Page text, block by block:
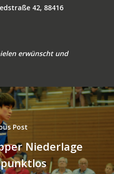
42, 88416
erwünscht und
Post
Niederlage